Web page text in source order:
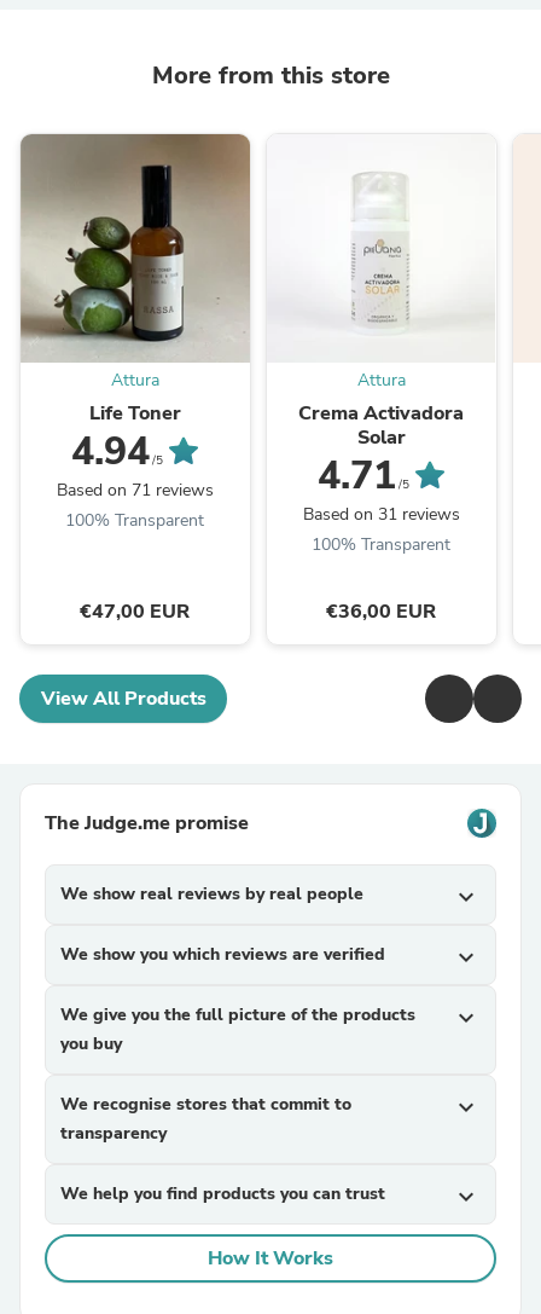
More from this store
Attura
Life Toner
4.94/5
Based on 71 reviews
100% Transparent
€47,00 EUR
Attura
Crema Activadora
Solar
4.71 /5
Based on 31 reviews
100% Transparent
€36,00 EUR
View All Products
The Judge.me promise
We show real reviews by real people expand_more
We show you which reviews are verified expand_more
We give you the full picture of the products
you buy
expand_more
We recognise stores that commit to
transparency
expand_more
We help you find products you can trust expand_more
How It Works